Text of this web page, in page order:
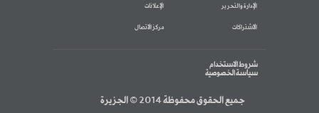
الإدارة والتحرير الإعلانات
الاشتراكات مركز الاتصال
شروط الاستخدام
سياسة الخصوصية
جميع الحقوق محفوظة 2014 © الجزيرة